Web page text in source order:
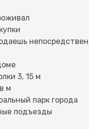
3, 15 м
м
парк города
подъезды